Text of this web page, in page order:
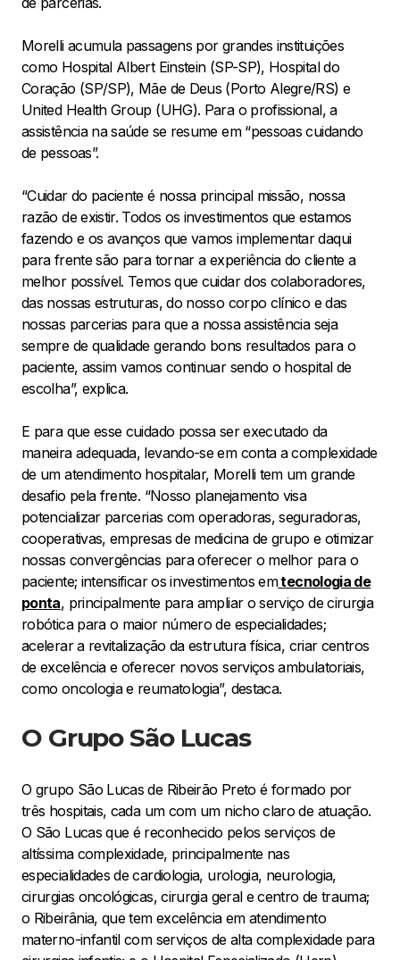
Morelli acumula passagens por grandes instituições
como Hospital Albert Einstein (SP-SP), Hospital do
Coração (SP/SP), Mãe de Deus (Porto Alegre/RS) e
United Health Group (UHG). Para o profissional, a
assistência na saúde se resume em “pessoas cuidando
de pessoas”.
“Cuidar do paciente é nossa principal missão, nossa
razão de existir. Todos os investimentos que estamos
fazendo e os avanços que vamos implementar daqui
para frente são para tornar a experiência do cliente a
melhor possível. Temos que cuidar dos colaboradores,
das nossas estruturas, do nosso corpo clínico e das
nossas parcerias para que a nossa assistência seja
sempre de qualidade gerando bons resultados para o
paciente, assim vamos continuar sendo o hospital de
escolha”, explica.
E para que esse cuidado possa ser executado da
maneira adequada, levando-se em conta a complexidade
de um atendimento hospitalar, Morelli tem um grande
desafio pela frente. “Nosso planejamento visa
potencializar parcerias com operadoras, seguradoras,
cooperativas, empresas de medicina de grupo e otimizar
nossas convergências para oferecer o melhor para o
paciente; intensificar os investimentos emtecnologia de
ponta, principalmente para ampliar o serviço de cirurgia
robótica para o maior número de especialidades;
acelerar a revitalização da estrutura física, criar centros
de excelência e oferecer novos serviços ambulatoriais,
como oncologia e reumatologia”, destaca.
O Grupo São Lucas
O grupo São Lucas de Ribeirão Preto é formado por
três hospitais, cada um com um nicho claro de atuação.
O São Lucas que é reconhecido pelos serviços de
altíssima complexidade, principalmente nas
especialidades de cardiologia, urologia, neurologia,
cirurgias oncológicas, cirurgia geral e centro de trauma;
o Ribeirânia, que tem excelência em atendimento
materno-infantil com serviços de alta complexidade para